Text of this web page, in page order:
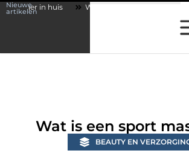
Nieuwe
artikelen
Wonen in een karakteristieke woning in
Wat is een sport
BEAUTY EN